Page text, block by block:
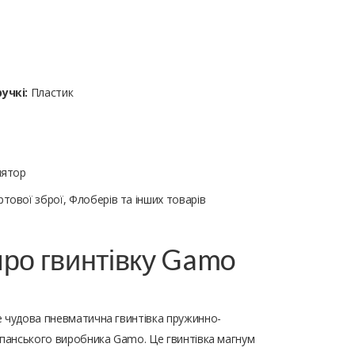
Пластик
зброї, Флоберів та інших товарів
гвинтівку Gamo
пневматична гвинтівка пружинно-
виробника Gamo. Це гвинтівка магнум